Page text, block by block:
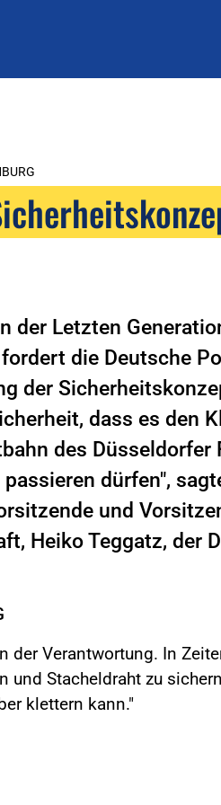
der Letzten
die Deutsche
der
dass es den
des Düsseldorfer
dürfen",
und
Heiko Teggatz, der
der Verantwortung. In
und Stacheldraht zu
klettern kann."